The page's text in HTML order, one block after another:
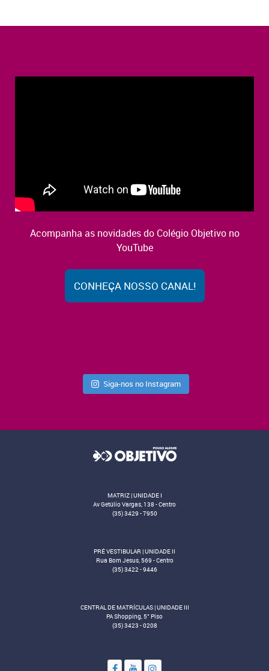
Acompanha as novidades do Colégio Objetivo no
YouTube
CONHEÇA NOSSO CANAL!
Siga-nos no Instagram
MATRIZ | UNIDADE I
Av Getúlio Vargas, 138 - Centro
(35) 3429 - 7950
PRÉ VESTIBULAR | UNIDADE II
Rua Bom Jesus, 569 - Centro
(35) 3422 - 9446
CENTRAL DE MATRÍCULAS | UNIDADE III
PA Shopping, 5° Piso
(35) 3423 - 0208